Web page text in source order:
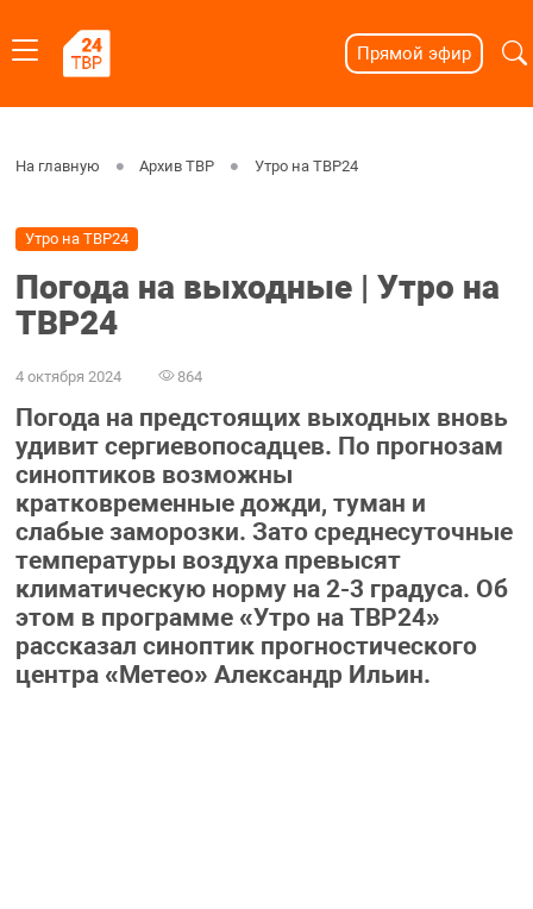
Прямой эфир
На главную Архив ТВР Утро на ТВР24
Утро на ТВР24
Погода на выходные | Утро на
ТВР24
4 октября 2024 864
Погода на предстоящих выходных вновь
удивит сергиевопосадцев. По прогнозам
синоптиков возможны
кратковременные дожди, туман и
слабые заморозки. Зато среднесуточные
температуры воздуха превысят
климатическую норму на 2-3 градуса. Об
этом в программе «Утро на ТВР24»
рассказал синоптик прогностического
центра «Метео» Александр Ильин.